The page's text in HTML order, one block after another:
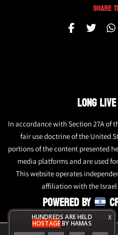
X
HUNDREDS ARE HELD
HOSTAGEBY HAMAS
Share
LONG
In accordance with Section 27A of
fair use doctrine of the United
portions of the content presented
media platforms and are used
This website operates
affiliation with the Israel
POWERED BY